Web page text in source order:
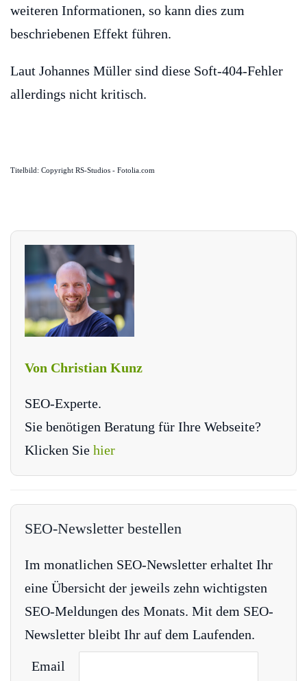
weiteren Informationen, so kann dies zum
beschriebenen Effekt führen.
Laut Johannes Müller sind diese Soft-404-Fehler
allerdings nicht kritisch.
Titelbild: Copyright RS-Studios - Fotolia.com
Von Christian Kunz
SEO-Experte.
Sie benötigen Beratung für Ihre Webseite?
Klicken Sie hier
SEO-Newsletter bestellen
Im monatlichen SEO-Newsletter erhaltet Ihr
eine Übersicht der jeweils zehn wichtigsten
SEO-Meldungen des Monats. Mit dem SEO-
Newsletter bleibt Ihr auf dem Laufenden.
Email